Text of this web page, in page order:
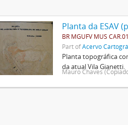
Planta da ESAV
BR MGUFV MUS
Part ofAcervo
Planta topográfica
da atual Vila Gianetti.
Mauro Chaves